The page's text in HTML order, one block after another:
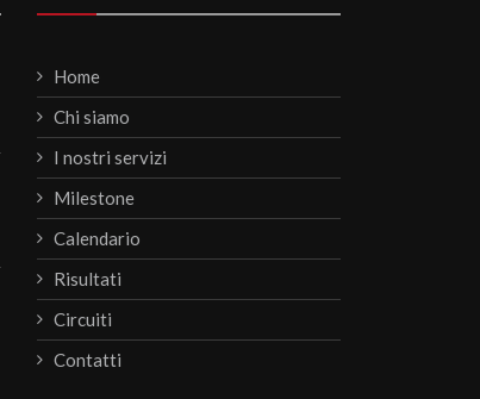
Home
Chi siamo
I nostri servizi
Milestone
Calendario
Risultati
Circuiti
Contatti